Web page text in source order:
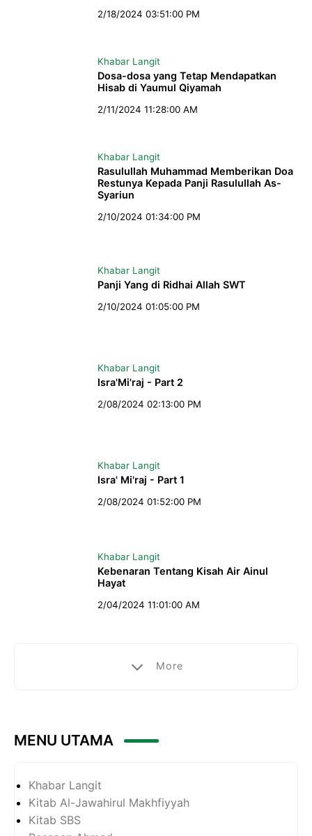
2/18/2024 03:51:00 PM
Khabar Langit
Dosa-dosa yang Tetap Mendapatkan
Hisab di Yaumul Qiyamah
2/11/2024 11:28:00 AM
Khabar Langit
Rasulullah Muhammad Memberikan Doa
Restunya Kepada Panji Rasulullah As-
Syariun
2/10/2024 01:34:00 PM
Khabar Langit
Panji Yang di Ridhai Allah SWT
2/10/2024 01:05:00 PM
Khabar Langit
Isra'Mi'raj - Part 2
2/08/2024 02:13:00 PM
Khabar Langit
Isra' Mi'raj - Part 1
2/08/2024 01:52:00 PM
Khabar Langit
Kebenaran Tentang Kisah Air Ainul
Hayat
2/04/2024 11:01:00 AM
More
MENU UTAMA
Khabar Langit
Kitab Al-Jawahirul Makhfiyyah
Kitab SBS